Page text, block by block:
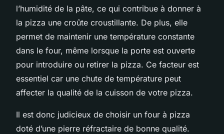
l’humidité de la pâte, ce qui contribue à donner à
la pizza une croûte croustillante. De plus, elle
permet de maintenir une température constante
dans le four, même lorsque la porte est ouverte
pour introduire ou retirer la pizza. Ce facteur est
essentiel car une chute de température peut
affecter la qualité de la cuisson de votre pizza.
Il est donc judicieux de choisir un four à pizza
doté d’une pierre réfractaire de bonne qualité.